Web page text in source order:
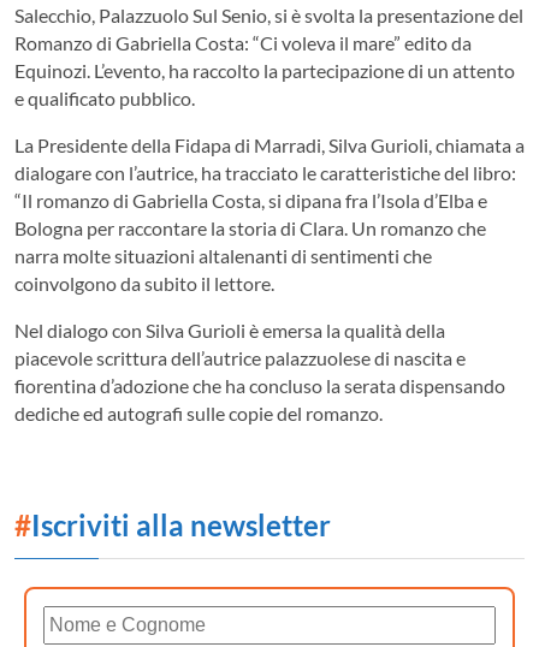
Salecchio, Palazzuolo Sul Senio, si è svolta la presentazione del
Romanzo di Gabriella Costa: “Ci voleva il mare” edito da
Equinozi. L’evento, ha raccolto la partecipazione di un attento
e qualificato pubblico.
La Presidente della Fidapa di Marradi, Silva Gurioli, chiamata a
dialogare con l’autrice, ha tracciato le caratteristiche del libro:
“Il romanzo di Gabriella Costa, si dipana fra l’Isola d’Elba e
Bologna per raccontare la storia di Clara. Un romanzo che
narra molte situazioni altalenanti di sentimenti che
coinvolgono da subito il lettore.
Nel dialogo con Silva Gurioli è emersa la qualità della
piacevole scrittura dell’autrice palazzuolese di nascita e
fiorentina d’adozione che ha concluso la serata dispensando
dediche ed autografi sulle copie del romanzo.
#Iscriviti alla newsletter